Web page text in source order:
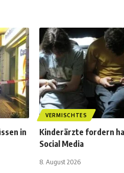
in
VERMISCHTES
Kinderärzte fordern
Social Media
8. August 2026